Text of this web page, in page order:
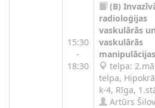
15:30
-
18:30
(B)
radioloģijas
vaskulārās
vaskulārās
manipulācijas
telpa:
telpa,
k-4, Rīga,
Artūrs